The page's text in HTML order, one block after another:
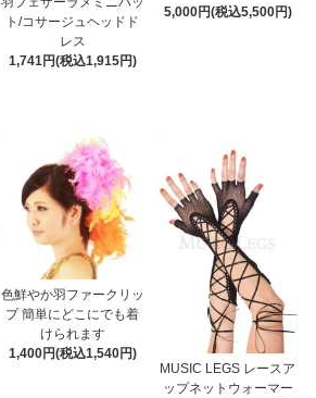
ト/コサージュヘッドド
レス
1,741円(税込1,915円)
5,000円(税込5,500円)
色鮮やか羽ファークリッ
プ 簡単にどこにでも着
けられます
1,400円(税込1,540円)
MUSIC LEGS レースア
ップネットウォーマー